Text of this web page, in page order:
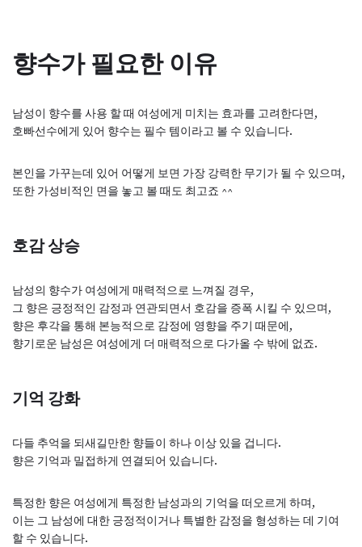
향수가 필요한 이유
남성이 향수를 사용 할 때 여성에게 미치는 효과를 고려한다면,
호빠선수에게 있어 향수는 필수 템이라고 볼 수 있습니다.
본인을 가꾸는데 있어 어떻게 보면 가장 강력한 무기가 될 수 있으며,
또한 가성비적인 면을 놓고 볼 때도 최고죠 ^^
호감 상승
남성의 향수가 여성에게 매력적으로 느껴질 경우,
그 향은 긍정적인 감정과 연관되면서 호감을 증폭 시킬 수 있으며,
향은 후각을 통해 본능적으로 감정에 영향을 주기 때문에,
향기로운 남성은 여성에게 더 매력적으로 다가올 수 밖에 없죠.
기억 강화
다들 추억을 되새길만한 향들이 하나 이상 있을 겁니다.
향은 기억과 밀접하게 연결되어 있습니다.
특정한 향은 여성에게 특정한 남성과의 기억을 떠오르게 하며,
이는 그 남성에 대한 긍정적이거나 특별한 감정을 형성하는 데 기여
할 수 있습니다.